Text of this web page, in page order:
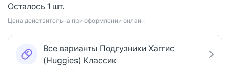
Осталось 1 шт.
Цена действительна при оформлении онлайн
Все варианты Подгузники Хаггис
(Huggies) Классик